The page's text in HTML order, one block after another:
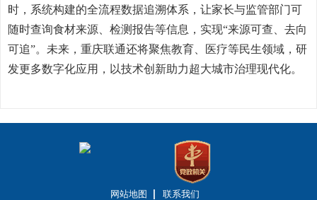
时，系统构建的全流程数据追溯体系，让家长与监管部门可
随时查询食材来源、检测报告等信息，实现“来源可查、去向
可追”。未来，重庆联通还将聚焦教育、医疗等民生领域，研
发更多数字化应用，以技术创新助力超大城市治理现代化。
网站地图 联系我们